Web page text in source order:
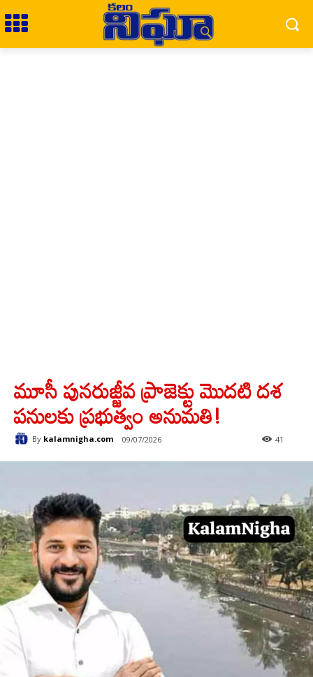
మూసీ పునరుజ్జీవ ప్రాజెక్టు మొదటి దశ
పనులకు ప్రభుత్వం అనుమతి!
By kalamnigha.com 09/07/2026 41